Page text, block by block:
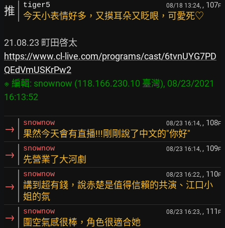
推 tiger5 08/18 13:24, , 107F
今天小表情好多，又摸耳朵又眨眼，可愛死♡
https://www.cl-live.com/programs/cast/6tvnUYG7PD
QEdVmUSKrPw2
※ 編輯: snownow (118.166.230.10 臺灣), 08/23/2021
→ snownow 08/23 16:14, , 108F
果然今天會有直播!!!剛剛說了中文的"你好"
→ snownow 08/23 16:14, , 109F
先營業了大河劇
→
snownow 08/23 16:22, , 110F
講到超有錢，說赤楚是值得信賴的共演、江口小
姐的氛
→ snownow 08/23 16:23, , 111 F
圍空氣感很棒，角色很適合她